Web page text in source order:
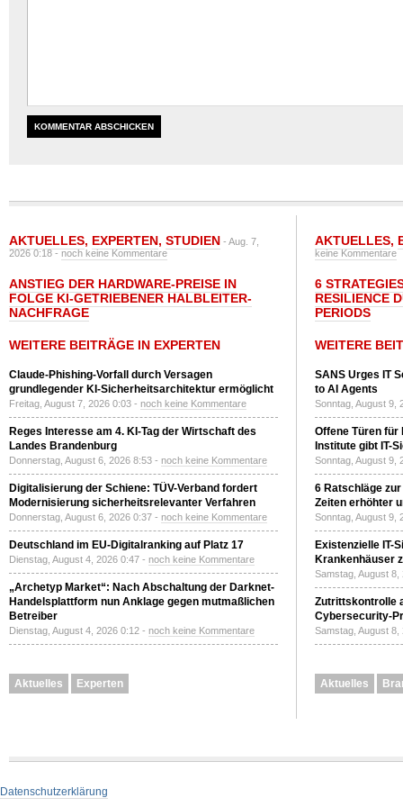
AKTUELLES, EXPERTEN, STUDIEN - Aug. 7,
2026 0:18 -noch keine Kommentare
ANSTIEG DER HARDWARE-PREISE IN
FOLGE KI-GETRIEBENER HALBLEITER-
NACHFRAGE
WEITERE BEITRÄGE IN EXPERTEN
Claude-Phishing-Vorfall durch Versagen
grundlegender KI-Sicherheitsarchitektur ermöglicht
Freitag, August 7, 2026 0:03 - noch keine Kommentare
Reges Interesse am 4. KI-Tag der Wirtschaft des
Landes Brandenburg
Donnerstag, August 6, 2026 8:53 - noch keine Kommentare
Digitalisierung der Schiene: TÜV-Verband fordert
Modernisierung sicherheitsrelevanter Verfahren
Donnerstag, August 6, 2026 0:37 - noch keine Kommentare
Deutschland im EU-Digitalranking auf Platz 17
Dienstag, August 4, 2026 0:47 - noch keine Kommentare
„Archetyp Market“: Nach Abschaltung der Darknet-
Handelsplattform nun Anklage gegen mutmaßlichen
Betreiber
Dienstag, August 4, 2026 0:12 - noch keine Kommentare
Aktuelles Experten
AKTUELLES,
keine Kommentare
6
RESILIENCE
PERIODS
WEITERE
SANS Urges IT
to AI Agents
Sonntag, August 9,
Offene Türen für
Institute gibt IT-
Sonntag, August 9,
6 Ratschläge
Zeiten erhöhter
Sonntag, August 9,
Existenzielle IT-
Krankenhäuser
Samstag, August
Zutrittskontrolle
Cybersecurity-
Samstag, August
Aktuelles
Datenschutzerklärung